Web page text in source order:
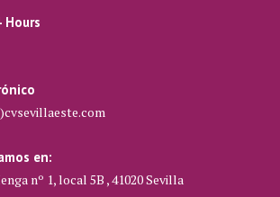
Hours
en:
nº 1, local 5B , 41020 Sevilla